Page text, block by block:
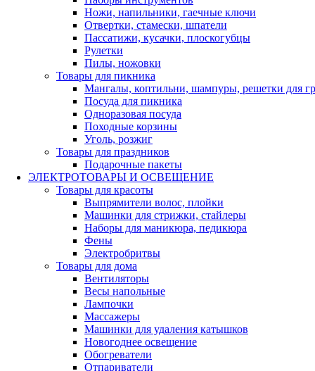
Ножи, напильники, гаечные ключи
Отвертки, стамески, шпатели
Пассатижи, кусачки, плоскогубцы
Рулетки
Пилы, ножовки
Товары для пикника
Мангалы, коптильни, шампуры, решетки для
Посуда для пикника
Одноразовая посуда
Походные корзины
Уголь, розжиг
Товары для праздников
Подарочные пакеты
ЭЛЕКТРОТОВАРЫ И ОСВЕЩЕНИЕ
Товары для красоты
Выпрямители волос, плойки
Машинки для стрижки, стайлеры
Наборы для маникюра, педикюра
Фены
Электробритвы
Товары для дома
Вентиляторы
Весы напольные
Лампочки
Массажеры
Машинки для удаления катышков
Новогоднее освещение
Обогреватели
Отпариватели